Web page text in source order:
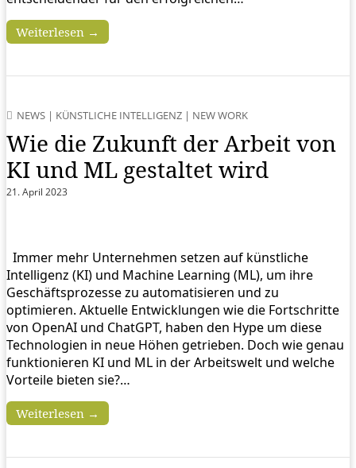
Weiterlesen →
NEWS | KÜNSTLICHE INTELLIGENZ | NEW WORK
Wie die Zukunft der Arbeit von
KI und ML gestaltet wird
21. April 2023
Immer mehr Unternehmen setzen auf künstliche
Intelligenz (KI) und Machine Learning (ML), um ihre
Geschäftsprozesse zu automatisieren und zu
optimieren. Aktuelle Entwicklungen wie die Fortschritte
von OpenAI und ChatGPT, haben den Hype um diese
Technologien in neue Höhen getrieben. Doch wie genau
funktionieren KI und ML in der Arbeitswelt und welche
Vorteile bieten sie?…
Weiterlesen →